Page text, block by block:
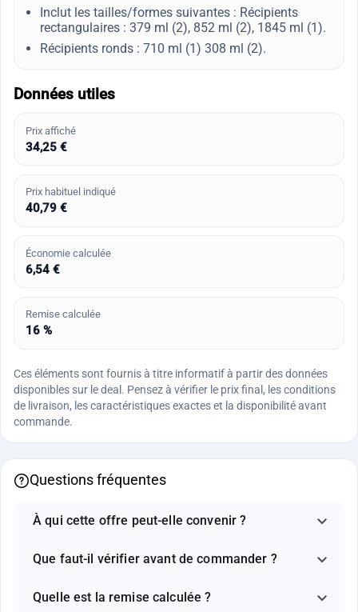
Inclut les tailles/formes suivantes : Récipients
rectangulaires : 379 ml (2), 852 ml (2), 1845 ml (1).
Récipients ronds : 710 ml (1) 308 ml (2).
Données utiles
Prix affiché
34,25 €
Prix habituel indiqué
40,79 €
Économie calculée
6,54 €
Remise calculée
16 %
Ces éléments sont fournis à titre informatif à partir des données
disponibles sur le deal. Pensez à vérifier le prix final, les conditions
de livraison, les caractéristiques exactes et la disponibilité avant
commande.
Questions fréquentes
À qui cette offre peut-elle convenir ?
Que faut-il vérifier avant de commander ?
Quelle est la remise calculée ?